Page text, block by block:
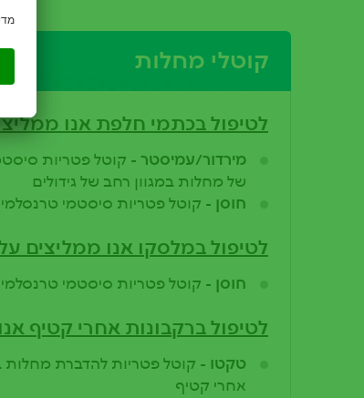
קוטלי מחלות
לטיפול בכתמי חלפת אנו
מירדור/עמיסטר - קוטל פטריות
של מחלות במגוון רחב של גידולים
חוסן - קוטל פטריות סיסטמי
לטיפול במלסקו אנו ממליצים
חוסן - קוטל פטריות סיסטמי
לטיפול ברקבונות אחרי קטיף
טקטו - קוטל פטריות להדברת מחלות
אחרי קטיף